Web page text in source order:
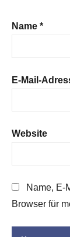
Name *
E-Mail-
Website
Name, E-
Browser für